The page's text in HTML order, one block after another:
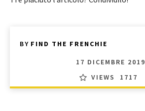
BY FIND THE FRENCHIE
17 DICEMBRE 2019
VIEWS
1717